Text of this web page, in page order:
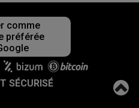
comme
préférée
SÉCURISÉ